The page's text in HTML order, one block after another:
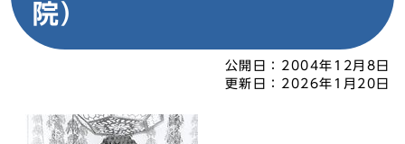
院）
公開日： 2004年12月8日
更新日： 2026年1月20日